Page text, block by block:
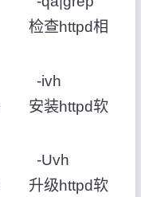
相
安装httpd软
升级httpd软